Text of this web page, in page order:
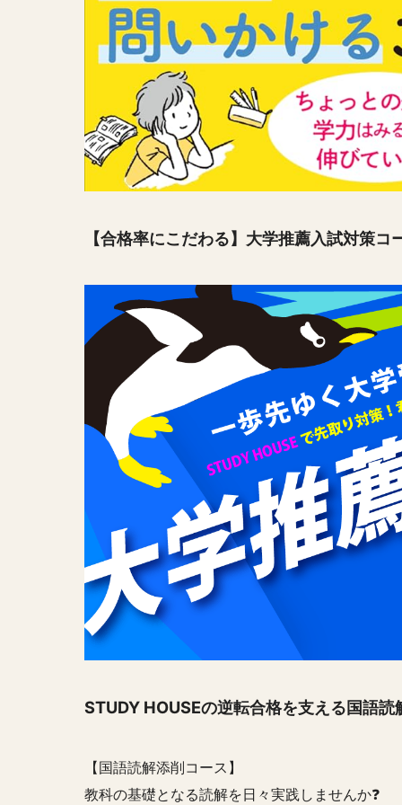
【合格率にこだわる】大学推薦入試対策コ
STUDY HOUSEの逆転合格を支える国語読
【国語読解添削コース】
教科の基礎となる読解を日々実践しませんか❓